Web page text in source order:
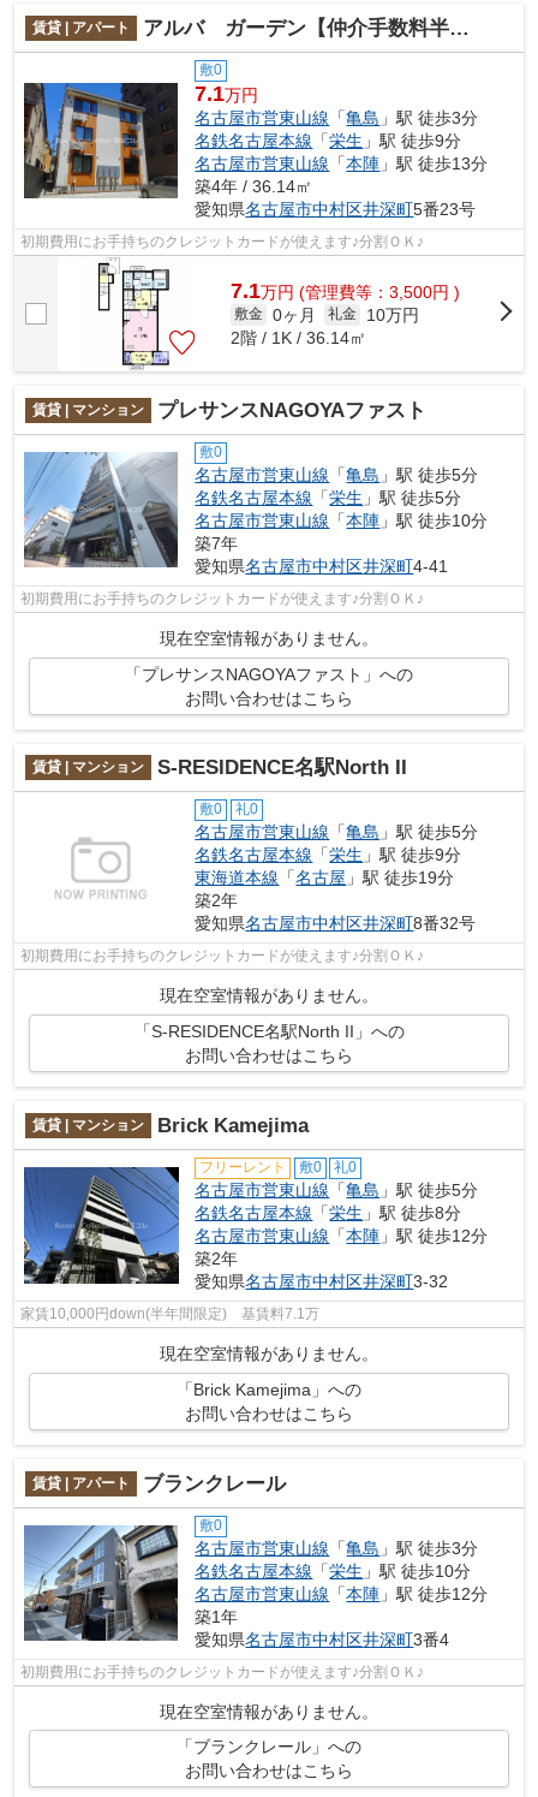
賃貸 | アパート アルバ ガーデン【仲介手数料半額】
敷0
7.1万円
名古屋市営東山線 「亀島 」駅 徒歩3分
名鉄名古屋本線 「栄生 」駅 徒歩9分
名古屋市営東山線 「本陣 」駅 徒歩13分
築4年 / 36.14㎡
愛知県名古屋市中村区井深町5番23号
初期費用にお手持ちのクレジットカードが使えます♪分割ＯＫ♪
7.1万円 (管理費等：3,500円 )
敷金 0ヶ月 礼金
10万円
2階 / 1K / 36.14㎡
賃貸 | マンション プレサンスNAGOYAファスト
敷0
名古屋市営東山線 「亀島 」駅 徒歩5分
名鉄名古屋本線 「栄生 」駅 徒歩5分
名古屋市営東山線 「本陣 」駅 徒歩10分
築7年
愛知県名古屋市中村区井深町4-41
初期費用にお手持ちのクレジットカードが使えます♪分割ＯＫ♪
現在空室情報がありません。
「プレサンスNAGOYAファスト」への
お問い合わせはこちら
賃貸 | マンション S-RESIDENCE名駅North II
敷0 礼0
名古屋市営東山線 「亀島 」駅 徒歩5分
名鉄名古屋本線 「栄生 」駅 徒歩9分
東海道本線 「名古屋 」駅 徒歩19分
築2年
愛知県名古屋市中村区井深町8番32号
初期費用にお手持ちのクレジットカードが使えます♪分割ＯＫ♪
現在空室情報がありません。
「S-RESIDENCE名駅North II」への
お問い合わせはこちら
賃貸 | マンション Brick Kamejima
フリーレント 敷0 礼0
名古屋市営東山線 「亀島 」駅 徒歩5分
名鉄名古屋本線 「栄生 」駅 徒歩8分
名古屋市営東山線 「本陣 」駅 徒歩12分
築2年
愛知県名古屋市中村区井深町3-32
家賃10,000円down(半年間限定) 基賃料7.1万
現在空室情報がありません。
「Brick Kamejima」への
お問い合わせはこちら
賃貸 | アパート ブランクレール
敷0
名古屋市営東山線 「亀島 」駅 徒歩3分
名鉄名古屋本線 「栄生 」駅 徒歩10分
名古屋市営東山線 「本陣 」駅 徒歩12分
築1年
愛知県名古屋市中村区井深町3番4
初期費用にお手持ちのクレジットカードが使えます♪分割ＯＫ♪
現在空室情報がありません。
「ブランクレール」への
お問い合わせはこちら